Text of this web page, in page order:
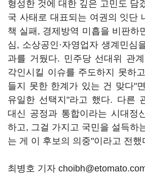
형성한 것에 대한 깊은 고민도 담
국 사태로 대표되는 여권의 잇단
책 실패, 경제방역 미흡을 비판하
심, 소상공인·자영업자 생계민심
과를 거뒀다. 민주당 선대위 관
각인시킬 이슈를 주도하지 못하
들지 못한 한계가 있는 건 맞다"
유일한 선택지"라고 했다. 다른
대신 공정과 통합이라는 시대정
하고, 그걸 가지고 국민을 설득하
는 게 이 후보의 의중"이라고 전했
최병호 기자